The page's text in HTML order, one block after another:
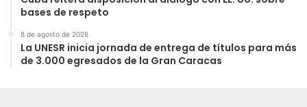
bases de respeto
8 de agosto de 2026
La UNESR inicia jornada de entrega de títulos para más
de 3.000 egresados de la Gran Caracas